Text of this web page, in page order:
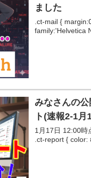
ました
.ct-mail {
family:'Helvetica
みなさんの
ト(速報2-1
1月17日 12:00
.ct-report { color: